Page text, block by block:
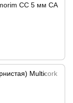
CC 5 мм СА